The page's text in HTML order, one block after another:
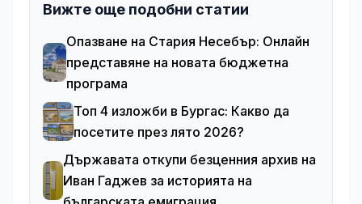
Вижте още подобни статии
Опазване на Стария Несебър: Онлайн
представяне на новата бюджетна
програма
Топ 4 изложби в Бургас: Какво да
посетите през лято 2026?
Държавата откупи безценния архив на
Иван Гаджев за историята на